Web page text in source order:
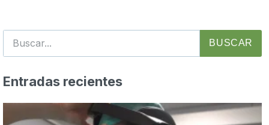
BUSCAR
Entradas recientes